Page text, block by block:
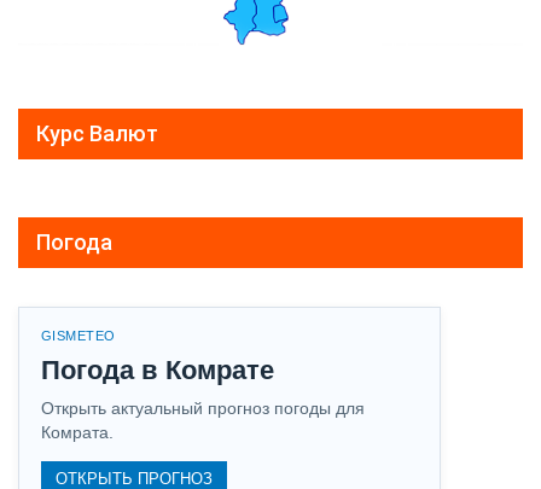
Курс Валют
Погода
GISMETEO
Погода в Комрате
Открыть актуальный прогноз погоды для
Комрата.
ОТКРЫТЬ ПРОГНОЗ